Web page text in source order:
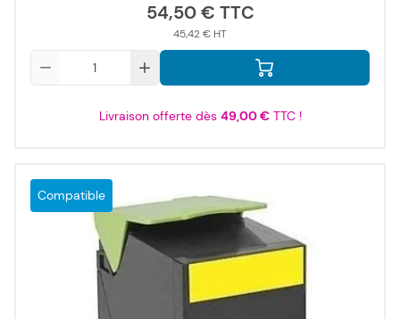
54,50 €
45,42 €
Livraison offerte dès 49,00 €TTC !
Compatible